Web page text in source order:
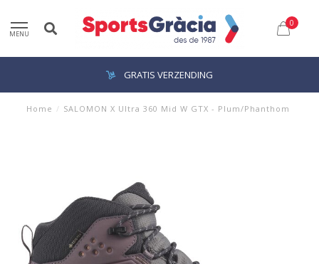
MENU
0
GRATIS VERZENDING
Home / SALOMON X Ultra 360 Mid W GTX - Plum/Phanthom